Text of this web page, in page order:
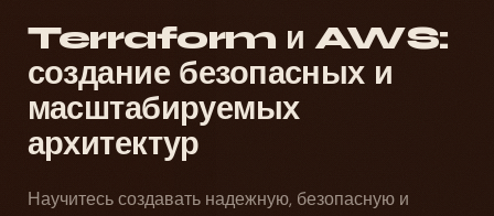
Terraform и AWS:
создание безопасных и
масштабируемых
архитектур
Научитесь создавать надежную, безопасную и